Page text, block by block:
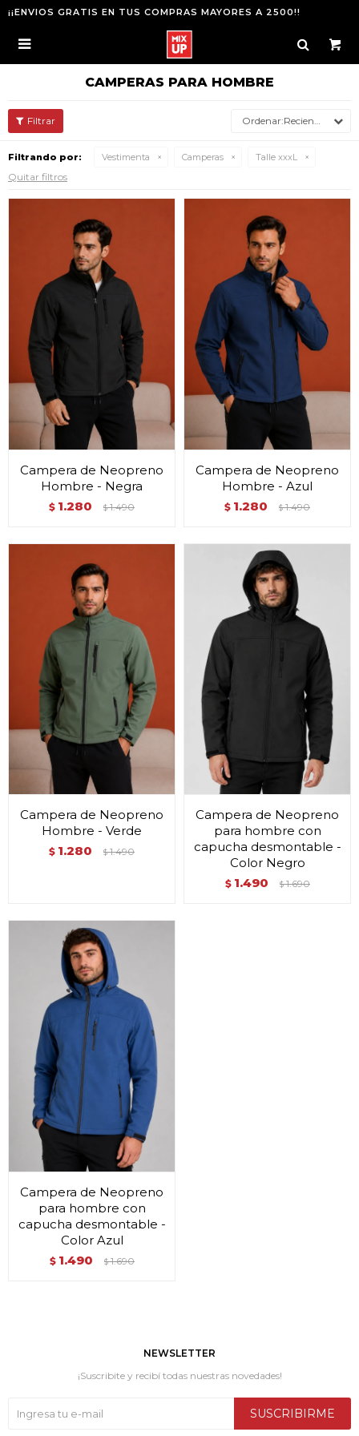
¡¡ENVIOS GRATIS EN TUS COMPRAS MAYORES A 2500!!

CAMPERAS PARA HOMBRE
Recientes
Filtrando por: Vestimenta Camperas Talle xxxL
Quitar filtros
Campera de Neopreno
Hombre - Negra
$ 1.280 $ 1.490
Campera de Neopreno
Hombre - Azul
$ 1.280 $ 1.490
Campera de Neopreno
Hombre - Verde
$ 1.280 $ 1.490
Campera de Neopreno
para hombre con
capucha desmontable -
Color Negro
$ 1.490 $ 1.690
Campera de Neopreno
para hombre con
capucha desmontable -
Color Azul
$ 1.490 $ 1.690
NEWSLETTER
¡Suscribite y recibí todas nuestras novedades!
SUSCRIBIRME